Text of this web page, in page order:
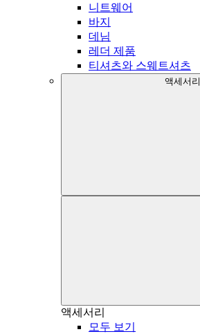
니트웨어
바지
데님
레더 제품
티셔츠와 스웨트셔츠
액세서리
액세서리
모두 보기